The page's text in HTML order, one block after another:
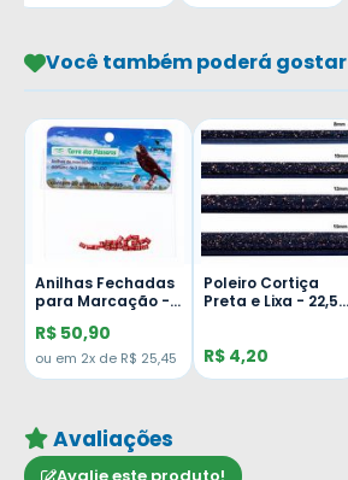
Você também poderá gostar
Anilhas Fechadas
para Marcação -
20 un. - Vermelho
R$ 50,90
ou em 2x de R$ 25,45
Poleiro Cortiça
Preta e Lixa - 22,5
R$ 4,20
Avaliações